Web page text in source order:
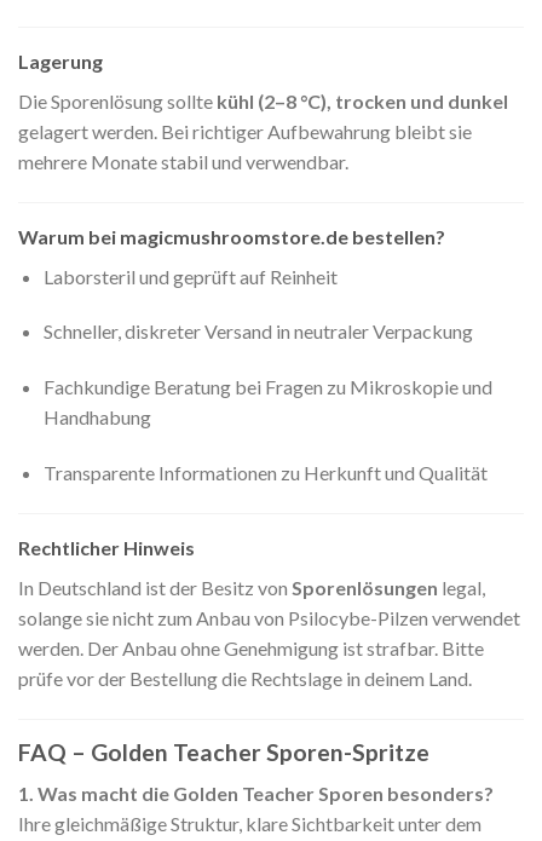
Lagerung
Die Sporenlösung sollte kühl (2–8 °C), trocken und dunkel
gelagert werden. Bei richtiger Aufbewahrung bleibt sie
mehrere Monate stabil und verwendbar.
Warum bei magicmushroomstore.de bestellen?
Laborsteril und geprüft auf Reinheit
Schneller, diskreter Versand in neutraler Verpackung
Fachkundige Beratung bei Fragen zu Mikroskopie und
Handhabung
Transparente Informationen zu Herkunft und Qualität
Rechtlicher Hinweis
In Deutschland ist der Besitz von Sporenlösungen legal,
solange sie nicht zum Anbau von Psilocybe-Pilzen verwendet
werden. Der Anbau ohne Genehmigung ist strafbar. Bitte
prüfe vor der Bestellung die Rechtslage in deinem Land.
FAQ – Golden Teacher Sporen-Spritze
1. Was macht die Golden Teacher Sporen besonders?
Ihre gleichmäßige Struktur, klare Sichtbarkeit unter dem